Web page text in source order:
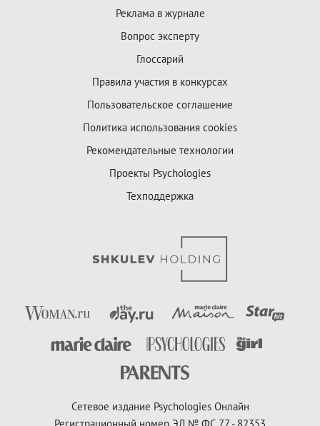
Реклама в журнале
Вопрос эксперту
Глоссарий
Правила участия в конкурсах
Пользовательское соглашение
Политика использования cookies
Рекомендательные технологии
Проекты Psychologies
Техподдержка
Сетевое издание Psychologies Онлайн
Регистрационный номер ЭЛ № ФС 77 - 82353